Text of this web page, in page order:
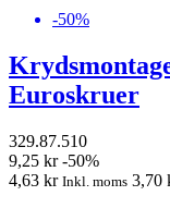
-50%
Euroskruer
329.87.510
9,25 kr -50%
4,63 kr Inkl. moms 3,70